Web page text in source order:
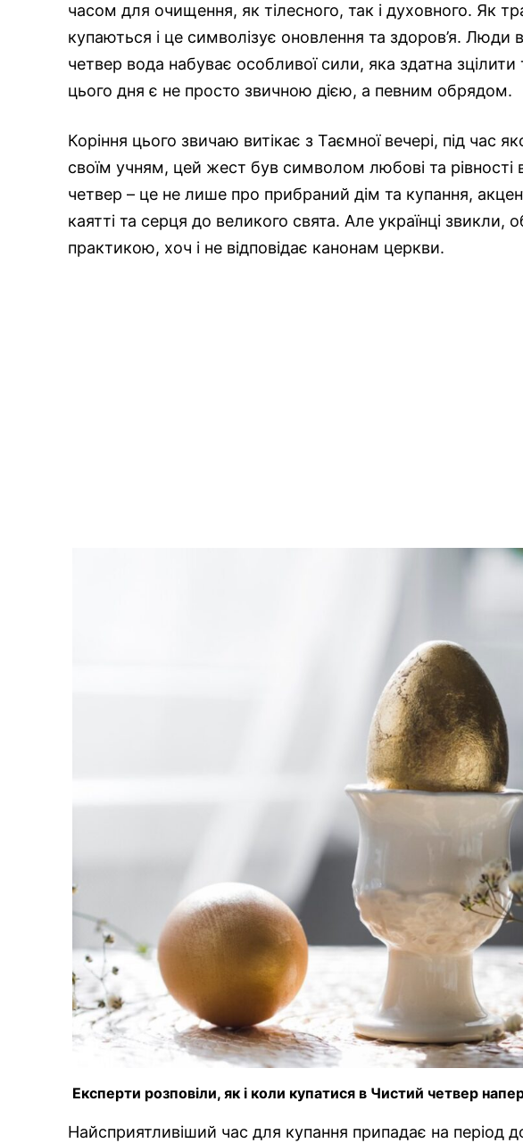
часом для очищення, як тілесного, так і духовного. Як
купаються і це символізує оновлення та здоров’я.
четвер вода набуває особливої сили, яка здатна
цього дня є не просто звичною дією, а певним обрядом.
Коріння цього звичаю витікає з Таємної вечері, під час
своїм учням, цей жест був символом любові та
четвер – це не лише про прибраний дім та купання,
каятті та серця до великого свята. Але українці
практикою, хоч і не відповідає канонам церкви.
Експерти розповіли, як і коли купатися в Чистий четвер
Найсприятливіший час для купання припадає на період